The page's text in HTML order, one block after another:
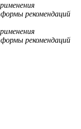
рекомендаций
рекомендаций